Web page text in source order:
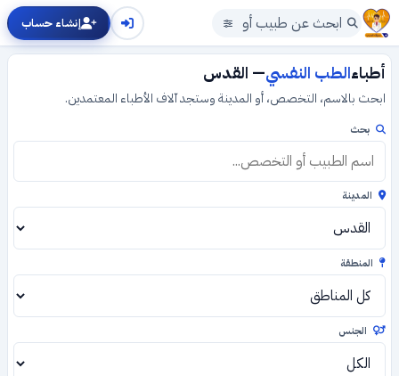
إنشاء حساب
أطباءالطب النفسي— القدس
ابحث بالاسم، التخصص، أو المدينة وستجد آلاف الأطباء المعتمدين.
بحث
المدينة
المنطقة
الجنس